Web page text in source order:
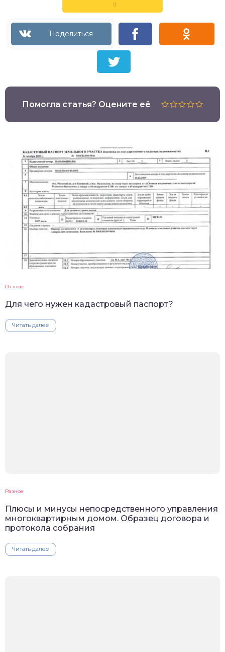
0
Помогла статья? Оцените её
Разное
Для чего нужен кадастровый паспорт?
Читать далее
Разное
Плюсы и минусы непосредственного управления
многоквартирным домом. Образец договора и
протокола собрания
Читать далее